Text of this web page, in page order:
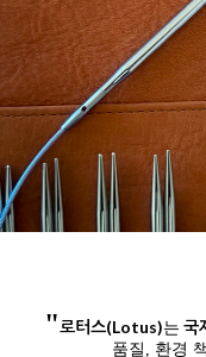
"로터스(Lotus)는 국
품질, 환경